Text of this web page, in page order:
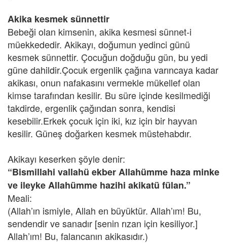
Akika kesmek sünnettir
Bebeği olan kimsenin, akika kesmesi sünnet-i
müekkededir. Akikayı, doğumun yedinci günü
kesmek sünnettir. Çocuğun doğduğu gün, bu yedi
güne dahildir.Çocuk ergenlik çağına varıncaya kadar
akikası, onun nafakasını vermekle mükellef olan
kimse tarafından kesilir. Bu süre içinde kesilmediği
takdirde, ergenlik çağından sonra, kendisi
kesebilir.Erkek çocuk için iki, kız için bir hayvan
kesilir. Güneş doğarken kesmek müstehabdır.
Akikayı keserken şöyle denir:
“Bismillahi vallahü ekber Allahümme haza minke
ve ileyke Allahümme hazihi akikatü fülan.”
Meali:
(Allah’ın ismiyle, Allah en büyüktür. Allah’ım! Bu,
sendendir ve sanadır [senin rızan için kesiliyor.]
Allah’ım! Bu, falancanın akikasıdır.)